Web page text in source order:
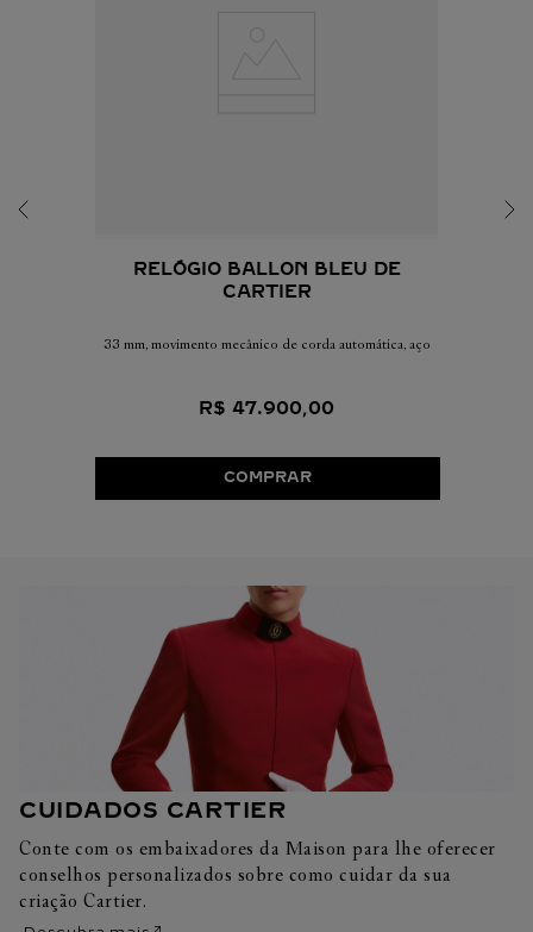
RELÓGIO BALLON BLEU DE
CARTIER
33 mm, movimento mecânico de corda automática, aço
R$ 47.900,00
COMPRAR
CUIDADOS CARTIER
Conte com os embaixadores da Maison para lhe oferecer
conselhos personalizados sobre como cuidar da sua
criação Cartier.